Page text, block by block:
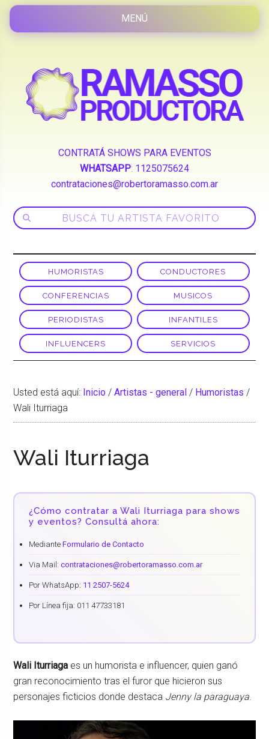
CONTRATÁ SHOWS PARA EVENTOS
WHATSAPP: 1125075624
contrataciones@robertoramasso.com.ar
HUMORISTAS CONDUCTORES
CONFERENCIAS MUSICOS
PERIODISTAS INFANTILES
INFLUENCERS SERVICIOS
Usted está aquí: Inicio / Artistas - general / Humoristas /
Wali Iturriaga
Wali Iturriaga
¿Cómo contratar a Wali Iturriaga para shows
y eventos? Consultá ahora:
Mediante Formulario de Contacto
Via Mail: contrataciones@robertoramasso.com.ar
Por WhatsApp: 11 2507-5624
Por Línea fija: 011 47733181
Wali Iturriaga es un humorista e influencer, quien ganó
gran reconocimiento tras el furor que hicieron sus
personajes ficticios donde destaca Jenny la paraguaya.